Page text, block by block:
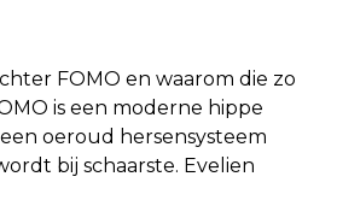
FOMO en waarom die zo
is een moderne hippe
oeroud hersensysteem
bij schaarste. Evelien